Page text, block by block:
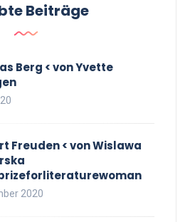
Beiträge
Berg < von Yvette
Freuden < von Wislawa
2020